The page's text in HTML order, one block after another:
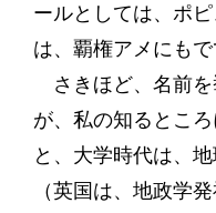
ールとしては、ポ
は、覇権アメにもで
さきほど、名前を
が、私の知るとこ
と、大学時代は、
（英国は、地政学